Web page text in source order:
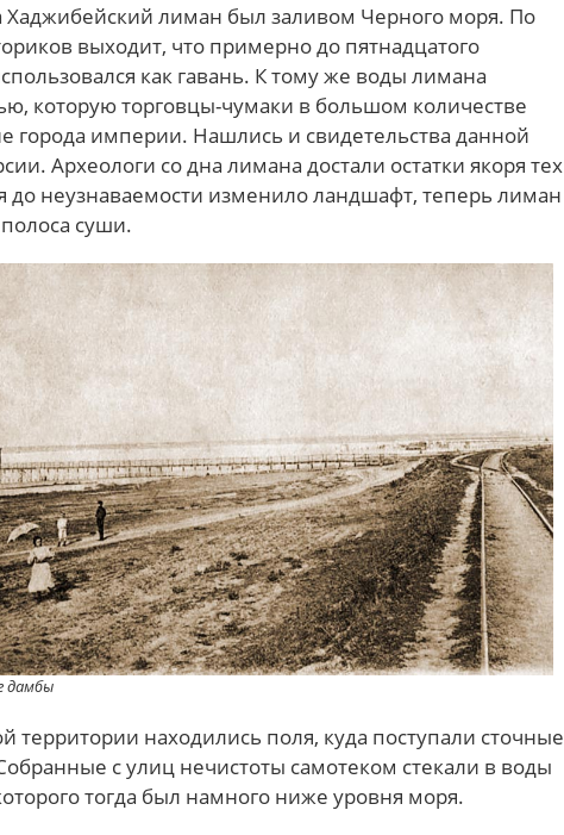
лиман был заливом Черного моря. По
выходит, что примерно до пятнадцатого
как гавань. К тому же воды лимана
которую торговцы-чумаки в большом количестве
города империи. Нашлись и свидетельства данной
Археологи со дна лимана достали остатки якоря тех
неузнаваемости изменило ландшафт, теперь лиман
суши.
дамбы
территории находились поля, куда поступали сточные
с улиц нечистоты самотеком стекали в воды
тогда был намного ниже уровня моря.